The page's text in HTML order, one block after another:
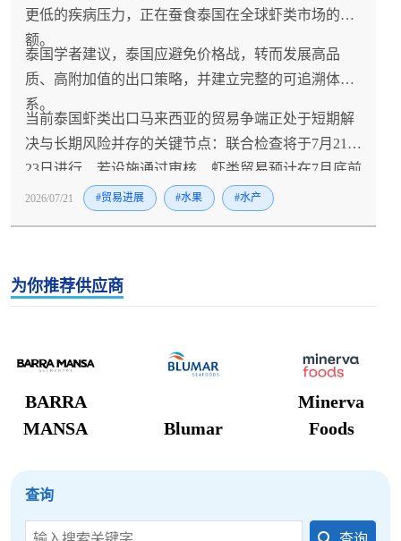
更低的疾病压力，正在蚕食泰国在全球虾类市场的份
额。
泰国学者建议，泰国应避免价格战，转而发展高品
质、高附加值的出口策略，并建立完整的可追溯体
系。
当前泰国虾类出口马来西亚的贸易争端正处于短期解
决与长期风险并存的关键节点：联合检查将于7月21-
23日进行，若设施通过审核，虾类贸易预计在7月底前
恢复且不设配额限制，月均约400吨、年额约4亿泰铢
残留检测而引发的"以牙还牙"式贸易摩擦暴露出更深
BAP认证产品，使得泰国在与厄瓜多尔、印度等低成
本竞争对手的博弈中处于劣势，而马来西亚正在推行
的更严格的进口监控体系意味着未来可能对更多农产
国虾类产业在疾病防控、可追溯体系和国际认证方面
的改进进展，以在全球虾类供应链重构中占据主动，
2026/07/21 #贸易进展 #水果 #水产
为你推荐供应商
BARRA
MANSA
Blumar
Minerva
Foods
查询